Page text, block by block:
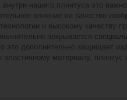
нашего плинтуса это
влияние на качество
и высокому качеству
покрывается
это дополнительно защищает
материалу, плинтус